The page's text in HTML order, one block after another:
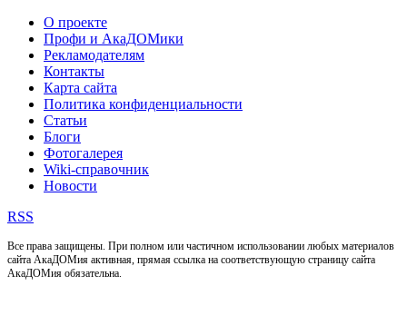
О проекте
Профи и АкаДОМики
Рекламодателям
Контакты
Карта сайта
Политика конфиденциальности
Статьи
Блоги
Фотогалерея
Wiki-справочник
Новости
RSS
Все права защищены. При полном или частичном использовании любых материалов
сайта АкаДОМия активная, прямая ссылка на соответствующую страницу сайта
АкаДОМия обязательна.